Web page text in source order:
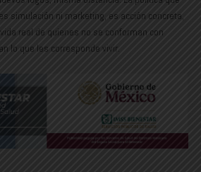
simulación ni marketing, es acción concreta,
real de quienes no se conforman con
lo que les corresponde vivir.